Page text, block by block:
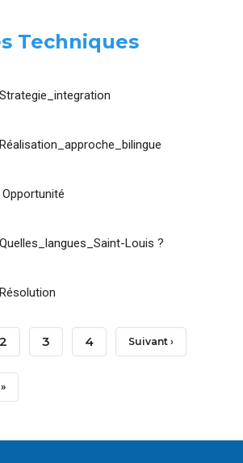
Techniques
Louis ?
Page
2 Page
3 Page
4 Page
Suivant ›